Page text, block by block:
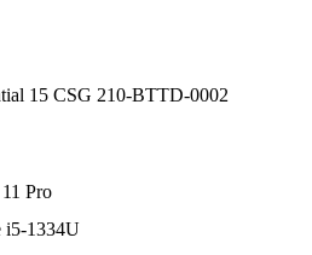
15 CSG 210-BTTD-0002
Pro
i5-1334U